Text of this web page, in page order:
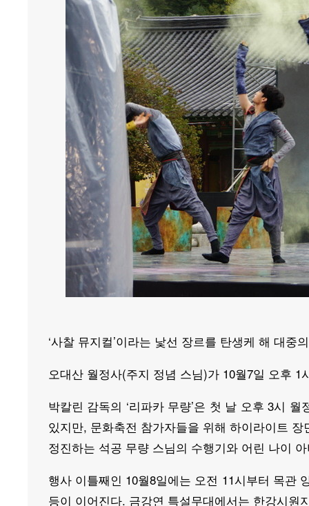
‘사찰 뮤지컬’이라는 낯선 장르를 탄생케 해 대
오대산 월정사(주지 정념 스님)가 10월7일 오후 1
박칼린 감독의 ‘리파카 무량’은 첫 날 오후 3시
있지만, 문화축전 참가자들을 위해 하이라이트
정진하는 석공 무량 스님의 수행기와 어린 나이
행사 이틀째인 10월8일에는 오전 11시부터 목관
등이 이어진다. 금강연 특설무대에서는 한강시